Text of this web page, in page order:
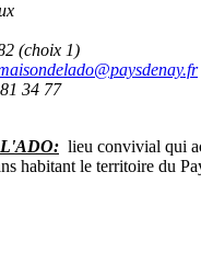
(choix 1)
34 77
lieu convivial qui
habitant le territoire du